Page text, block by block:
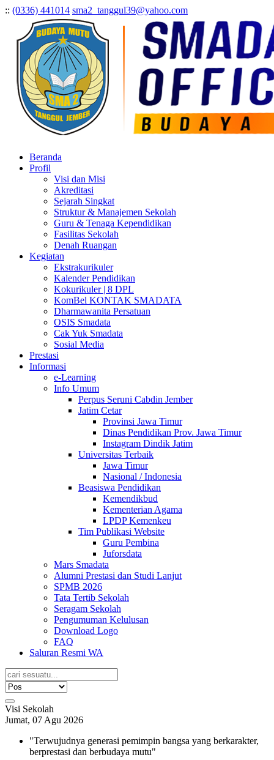
:: (0336) 441014 sma2_tanggul39@yahoo.com
Beranda
Profil
Visi dan Misi
Akreditasi
Sejarah Singkat
Struktur & Manajemen Sekolah
Guru & Tenaga Kependidikan
Fasilitas Sekolah
Denah Ruangan
Kegiatan
Ekstrakurikuler
Kalender Pendidikan
Kokurikuler | 8 DPL
KomBel KONTAK SMADATA
Dharmawanita Persatuan
OSIS Smadata
Cak Yuk Smadata
Sosial Media
Prestasi
Informasi
e-Learning
Info Umum
Perpus Seruni Cabdin Jember
Jatim Cetar
Provinsi Jawa Timur
Dinas Pendidikan Prov. Jawa Timur
Instagram Dindik Jatim
Universitas Terbaik
Jawa Timur
Nasional / Indonesia
Beasiswa Pendidikan
Kemendikbud
Kementerian Agama
LPDP Kemenkeu
Tim Publikasi Website
Guru Pembina
Juforsdata
Mars Smadata
Alumni Prestasi dan Studi Lanjut
SPMB 2026
Tata Tertib Sekolah
Seragam Sekolah
Pengumuman Kelulusan
Download Logo
FAQ
Saluran Resmi WA
Visi Sekolah
Jumat, 07 Agu 2026
"Terwujudnya generasi pemimpin bangsa yang berkarakter,
berprestasi dan berbudaya mutu"